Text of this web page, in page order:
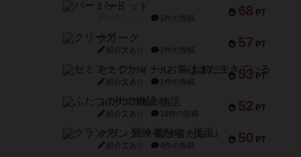
68 PT
パーミッド
1件の投稿
57 PT
クリーグ
紹介文あり 1件の投稿
53 PT
セミファイナル ～お前はまだ生きている～
紹介文あり 1件の投稿
52 PT
ふたつの街の物語
紹介文あり 18件の投稿
50 PT
クランク! ：冒険者たち（拡張）
紹介文あり 4件の投稿